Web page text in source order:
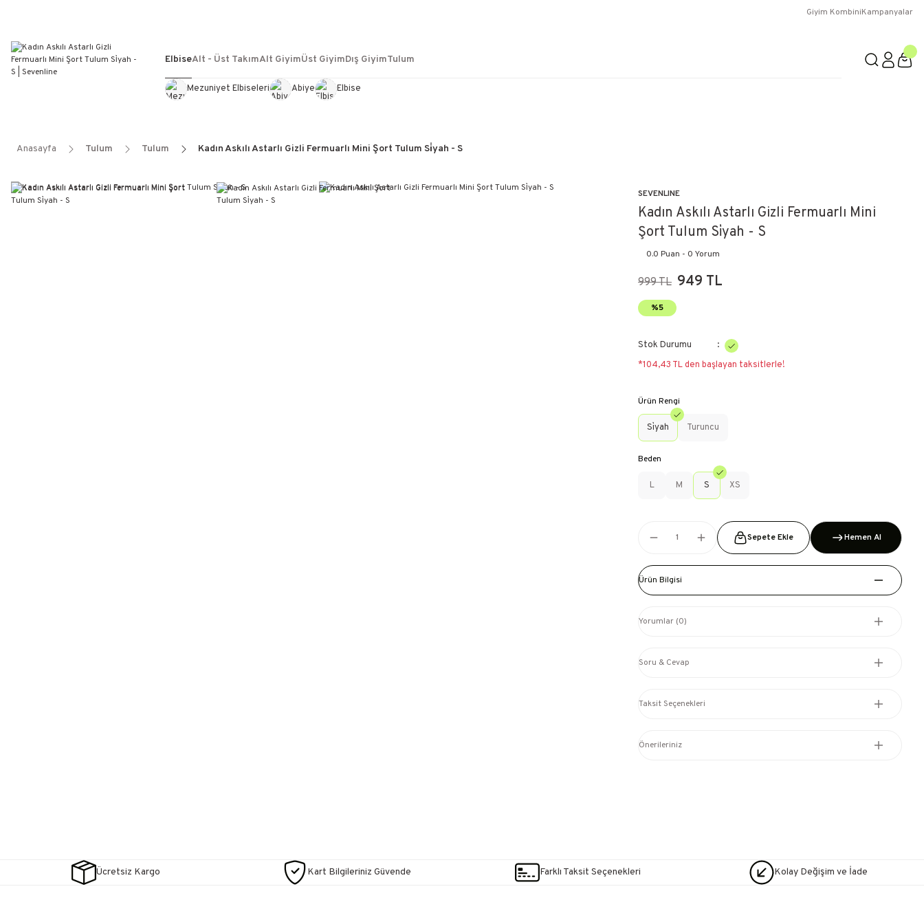
Giyim KombiniKampanyalar
Elbise
Mezuniyet Elbiseleri Abiye Elbise
Alt - Üst TakımAlt GiyimÜst GiyimDış GiyimTulum
Anasayfa Tulum Tulum Kadın Askılı Astarlı Gizli Fermuarlı Mini Şort Tulum Si̇yah - S
SEVENLINE
Kadın Askılı Astarlı Gizli Fermuarlı Mini
Şort Tulum Si̇yah - S
0.0 Puan - 0 Yorum
999 TL 949 TL
%5
Stok Durumu
*104,43 TL den başlayan taksitlerle!
Ürün Rengi
Si̇yah Turuncu
Beden
L M S XS
Sepete Ekle Hemen Al
Ürün Bilgisi
Yorumlar (0)
Soru & Cevap
Taksit Seçenekleri
Önerileriniz
Ücretsiz Kargo Kart Bilgileriniz Güvende Farklı Taksit Seçenekleri Kolay Değişim ve İade